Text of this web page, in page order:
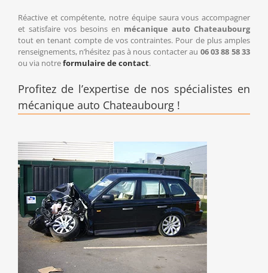
Réactive et compétente, notre équipe saura vous accompagner
et satisfaire vos besoins en mécanique auto Chateaubourg
tout en tenant compte de vos contraintes. Pour de plus amples
renseignements, n’hésitez pas à nous contacter au 06 03 88 58 33
ou via notreformulaire de contact.
Profitez de l’expertise de nos spécialistes en
mécanique auto Chateaubourg !